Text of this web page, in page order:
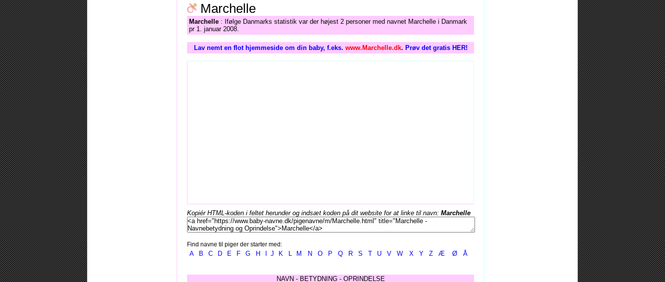
Marchelle
Marchelle : Ifølge Danmarks statistik var der højest 2 personer med navnet Marchelle i Danmark
pr 1. januar 2008.
Lav nemt en flot hjemmeside om din baby, f.eks. www.Marchelle.dk. Prøv det gratis HER!
Kopiér HTML-koden i feltet herunder og indsæt koden på dit website for at linke til navn: Marchelle
Find navne til piger der starter med:
A B C D E F G H J K L M N O P Q R S T U V W X Y Z Æ Ø Å
NAVN - BETYDNING - OPRINDELSE